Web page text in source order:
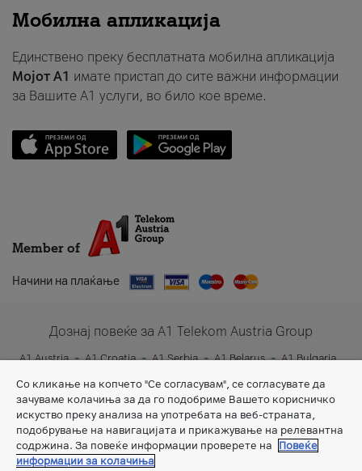
Мобилна апликација
Единствено преку бесплатната мобилна апликација
Мојот A1 имате пристап до сите важни информации
за Вашите A1 услуги, во било кое време.
Member of
Начини на плаќање
Дознај повеќе за A1 Telekom Austria Group
A1 Austria A1 Croatia A1 Serbia A1 Belarus
A1 Bulgaria
A1 Slovenia
A1 Digital
Со кликање на копчето "Се согласувам", се согласувате да
зачуваме колачиња за да го подобриме Вашето корисничко
искуство преку анализа на употребата на веб-страната,
подобрување на навигацијата и прикажување на релевантна
содржина. За повеќе информации проверете на
Повеќе
информации за колачиња